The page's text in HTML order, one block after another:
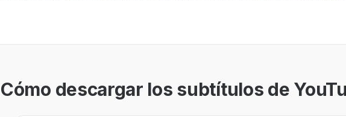
Cómo descargar los subtítulos de